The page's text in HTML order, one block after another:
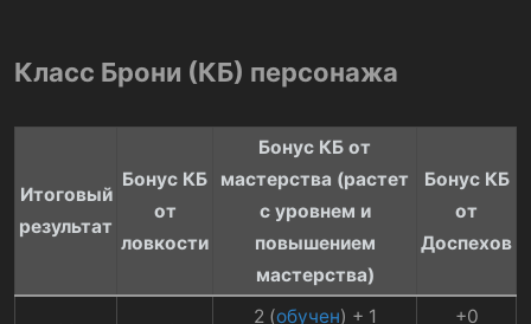
Класс Брони (КБ) персонажа
Итоговый
результат
Бонус КБ
от
ловкости
Бонус КБ от
мастерства (растет
с уровнем и
повышением
мастерства)
Бонус КБ
от
Доспехов
2 (обучен) + 1
+0